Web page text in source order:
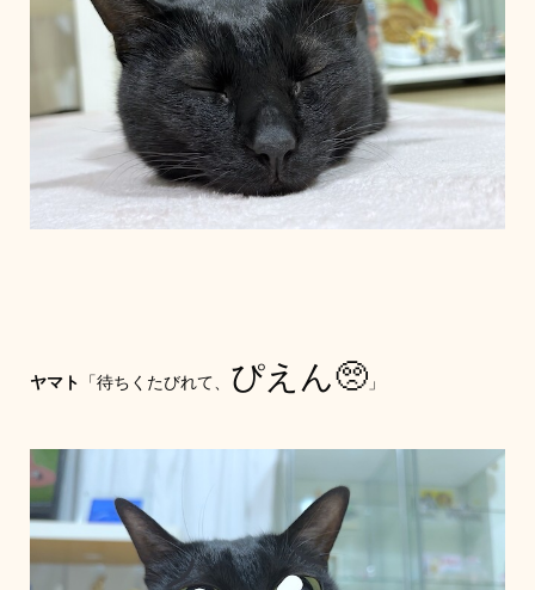
ヤマト 「待ちくたびれて、 ぴえん🥺」